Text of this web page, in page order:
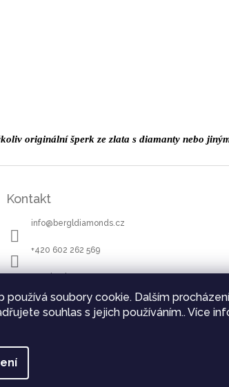
používá soubory cookie. Dalším
souhlas s jejich používáním.. Více
originální šperk ze zlata s diamanty nebo
Kontakt
info@ bergldiamonds.cz
+420 602 262 569
bergldiamonds
práva vyhrazena.